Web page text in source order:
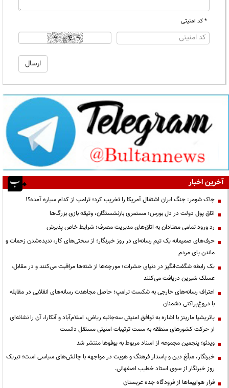
* کد امنیتی
آخرین اخبار
چاک شومر: جنگ ایران اشتغال آمریکا را تخریب کرد؛ ترامپ از کدام سیاره آمده؟!
اتاق پول دولت در دل بورس؛ مستمری بازنشستگان، وثیقه بازی بزرگ‌ها
رد ورود تمامی معتادان به اتاق‌های مدیریت مصرف؛ شرایط خاص پذیرش
حرف‌های صمیمانه یک تیم رسانه‌ای در روز خبرنگار؛ از سختی‌های کار، ندیده‌شدن زحمات و
ماندن پای مردم
یک رابطه شگفت‌انگیز در دنیای حشرات؛ مورچه‌ها از شته‌ها مراقبت می‌کنند و در مقابل،
عسلک شیرین دریافت می‌کنند
اعتراف رسانه‌های خارجی به شکست ترامپ؛ حاصل مجاهدت رسانه‌های انقلابی در مقابله
با دروغ‌پراکنی دشمنان
پاتریشیا مارینز با اشاره به توافق امنیتی سه‌جانبه ریاض، اسلام‌آباد و آنکارا، آن را نشانه‌ای
از حرکت کشورهای منطقه به سمت ترتیبات امنیتی مستقل دانست
ویدئو؛ پنجمین مجموعه از اسناد مربوط به یوفوها منتشر شد
خبرنگار، مبلّغ دین و پاسدار فرهنگ و هویت در مواجهه با چالش‌های سیاسی است؛ تبریک
روز خبرنگار از سوی استاد خطیب اصفهانی.
فرار هواپیماها از فرودگاه جده عربستان